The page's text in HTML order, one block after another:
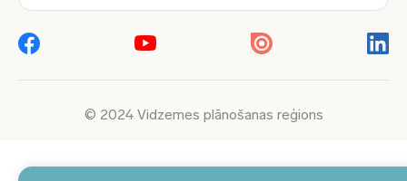
© 2024 Vidzemes plānošanas reģions